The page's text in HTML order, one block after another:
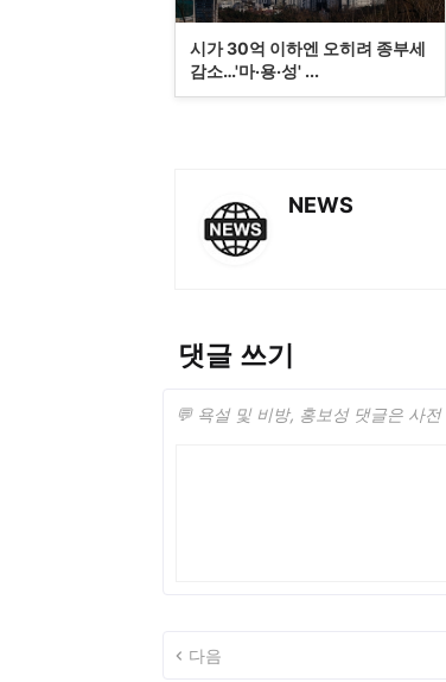
시가 30억 이하엔 오히려 종부세
감소…'마·용·성' ...
NEWS
댓글 쓰기
💬 욕설 및 비방, 홍보성 댓글은 사
다음